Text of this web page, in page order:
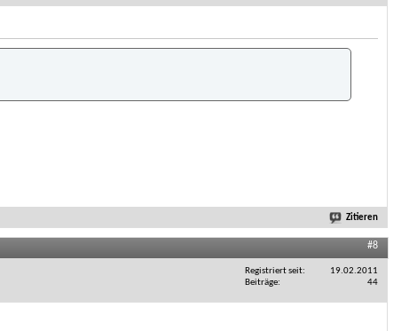
Zitieren
#8
Registriert seit
19.02.2011
Beiträge
44